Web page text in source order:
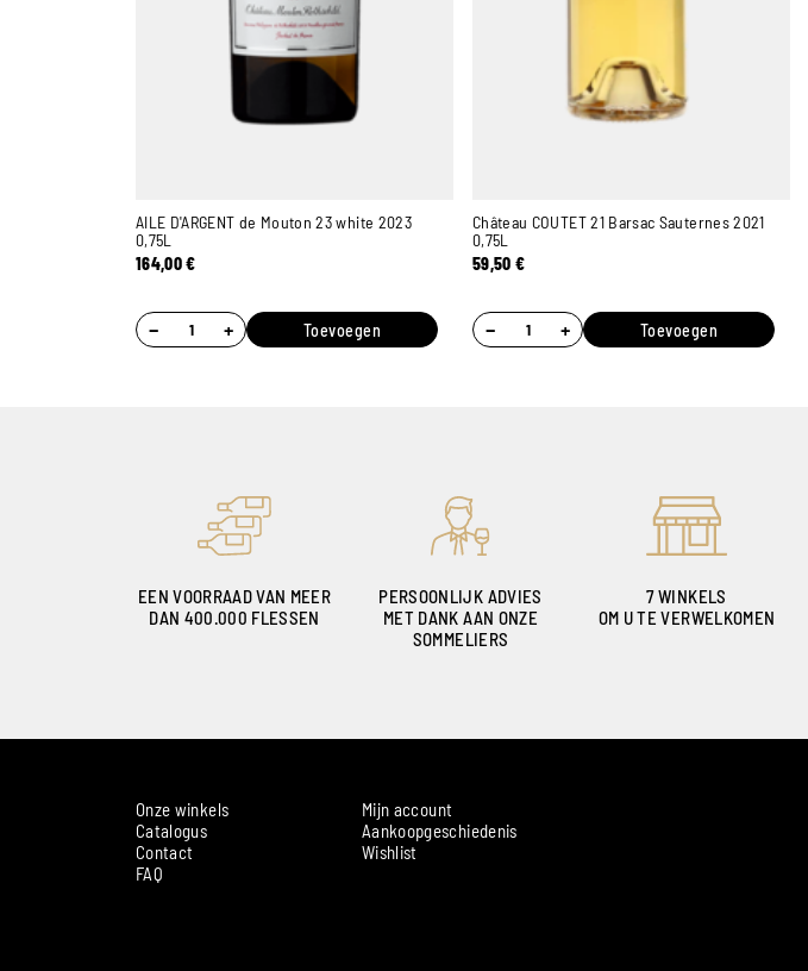
AILE D'ARGENT de Mouton 23 white 2023
0,75L
164,00€
− + Toevoegen
Château COUTET 21 Barsac Sauternes 2021
0,75L
59,50€
− + Toevoegen
EEN VOORRAAD VAN MEER
DAN 400.000 FLESSEN
PERSOONLIJK ADVIES
MET DANK AAN ONZE
SOMMELIERS
7 WINKELS
OM U TE VERWELKOMEN
Onze winkels
Catalogus
Contact
FAQ
Mijn account
Aankoopgeschiedenis
Wishlist